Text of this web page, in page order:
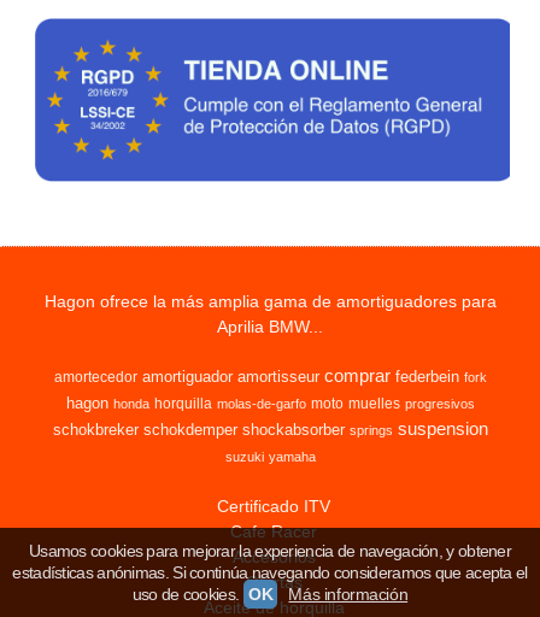
Hagon ofrece la más amplia gama de amortiguadores para
Aprilia BMW...
amortecedor amortiguador amortisseur comprar federbein fork
hagon honda horquilla molas-de-garfo moto muelles progresivos
schokbreker schokdemper shockabsorber springs suspension
suzuki yamaha
Certificado ITV
Cafe Racer
Accesorios
Ofertas
Aceite de horquilla
Usamos cookies para mejorar la experiencia de navegación, y obtener
estadísticas anónimas. Si continúa navegando consideramos que acepta el
uso de cookies.
OK Más información